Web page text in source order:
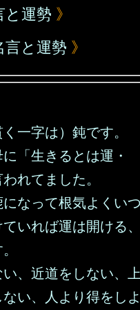
と運勢 》
言と運勢 》
一字は）鈍です。
「生きるとは運・
れてました。
なって根気よくいつ
いれば運は開ける、
、近道をしない、上
い、人より得をしよ